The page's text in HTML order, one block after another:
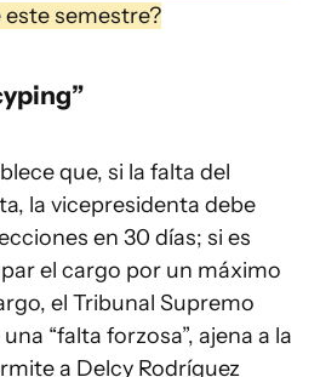
semestre?
que, si la falta del
la vicepresidenta debe
en 30 días; si es
el cargo por un máximo
el Tribunal Supremo
“falta forzosa”, ajena a la
a Delcy Rodríguez